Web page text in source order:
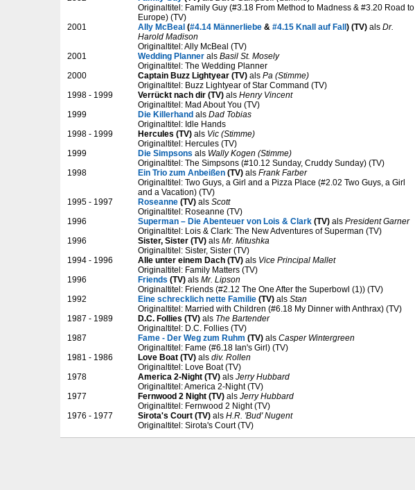
Originaltitel: Family Guy (#3.18 From Method to Madness & #3.20 Road to
Europe) (TV)
2001
Ally McBeal (#4.14 Männerliebe & #4.15 Knall auf Fall) (TV) als Dr.
Harold Madison
Originaltitel: Ally McBeal (TV)
2001
Wedding Planner als Basil St. Mosely
Originaltitel: The Wedding Planner
2000
Captain Buzz Lightyear (TV) als Pa (Stimme)
Originaltitel: Buzz Lightyear of Star Command (TV)
1998 - 1999
Verrückt nach dir (TV) als Henry Vincent
Originaltitel: Mad About You (TV)
1999
Die Killerhand als Dad Tobias
Originaltitel: Idle Hands
1998 - 1999
Hercules (TV) als Vic (Stimme)
Originaltitel: Hercules (TV)
1999
Die Simpsons als Wally Kogen (Stimme)
Originaltitel: The Simpsons (#10.12 Sunday, Cruddy Sunday) (TV)
1998
Ein Trio zum Anbeißen (TV) als Frank Farber
Originaltitel: Two Guys, a Girl and a Pizza Place (#2.02 Two Guys, a Girl
and a Vacation) (TV)
1995 - 1997
Roseanne (TV) als Scott
Originaltitel: Roseanne (TV)
1996
Superman – Die Abenteuer von Lois & Clark (TV) als President Garner
Originaltitel: Lois & Clark: The New Adventures of Superman (TV)
1996
Sister, Sister (TV) als Mr. Mitushka
Originaltitel: Sister, Sister (TV)
1994 - 1996
Alle unter einem Dach (TV) als Vice Principal Mallet
Originaltitel: Family Matters (TV)
1996
Friends (TV) als Mr. Lipson
Originaltitel: Friends (#2.12 The One After the Superbowl (1)) (TV)
1992
Eine schrecklich nette Familie (TV) als Stan
Originaltitel: Married with Children (#6.18 My Dinner with Anthrax) (TV)
1987 - 1989
D.C. Follies (TV) als The Bartender
Originaltitel: D.C. Follies (TV)
1987
Fame - Der Weg zum Ruhm (TV) als Casper Wintergreen
Originaltitel: Fame (#6.18 Ian's Girl) (TV)
1981 - 1986
Love Boat (TV) als div. Rollen
Originaltitel: Love Boat (TV)
1978
America 2-Night (TV) als Jerry Hubbard
Originaltitel: America 2-Night (TV)
1977
Fernwood 2 Night (TV) als Jerry Hubbard
Originaltitel: Fernwood 2 Night (TV)
1976 - 1977
Sirota's Court (TV) als H.R. 'Bud' Nugent
Originaltitel: Sirota's Court (TV)